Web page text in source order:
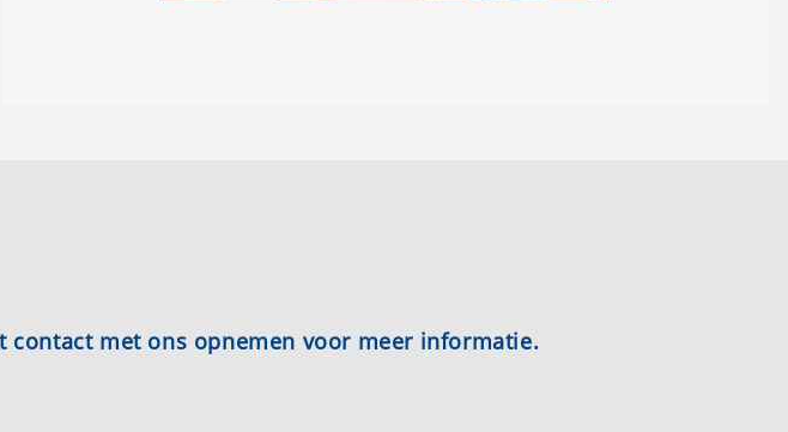
contact met ons opnemen voor meer informatie.